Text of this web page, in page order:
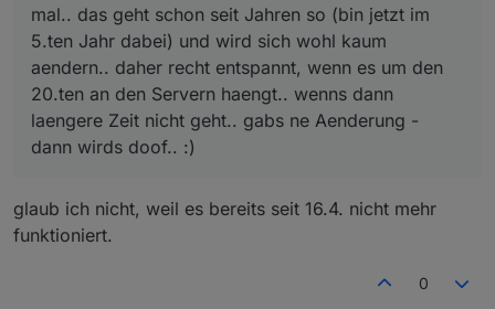
        "--brand",
        required=True,
        choices=["hyundai", "kia"],
        type=str.lower,
help="Marke des Fahrzeugs (hyundai/
    )
    args = parser.parse_args()
token_url = f"https://idpconnect-
    redirect_url = (
f"https://idpconnect-
mal.. das geht schon seit Jahren so (bin jetzt im
5.ten Jahr dabei) und wird sich wohl kaum
aendern.. daher recht entspannt, wenn es um den
20.ten an den Servern haengt.. wenns dann
laengere Zeit nicht geht.. gabs ne Aenderung -
dann wirds doof.. :)
glaub ich nicht, weil es bereits seit 16.4. nicht mehr
funktioniert.
0